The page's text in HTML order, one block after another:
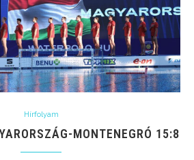
Hírfolyam
MONTENEGRÓ 15:8